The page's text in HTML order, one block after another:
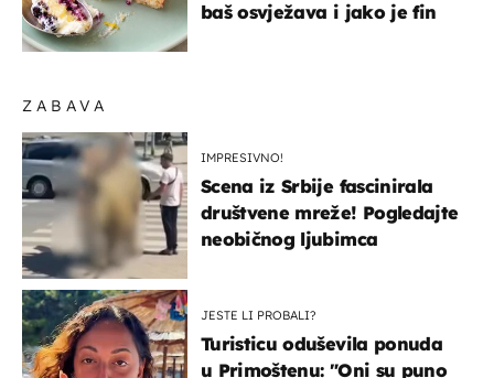
ZABAVA
IMPRESIVNO!
Scena iz Srbije fascinirala
društvene mreže! Pogledajte
neobičnog ljubimca
JESTE LI PROBALI?
Turisticu oduševila ponuda
u Primoštenu: "Oni su puno
baš osvježava i jako je fin